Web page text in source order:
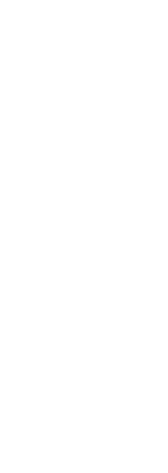
ての「あけぼの」